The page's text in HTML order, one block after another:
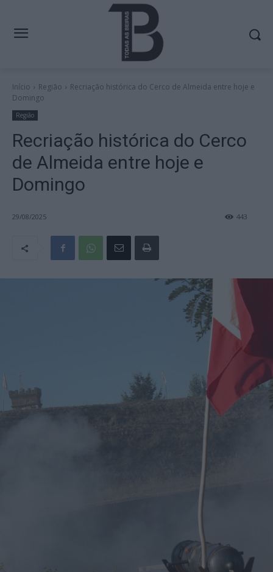
Início Região
Recriação histórica do Cerco de Almeida entre hoje e
Domingo
Região
Recriação histórica do Cerco
de Almeida entre hoje e
Domingo
29/08/2025 443